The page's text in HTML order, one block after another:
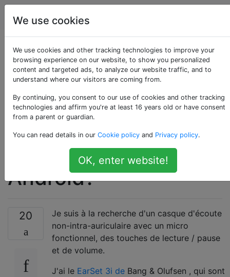
Android
Comment faire
fonctionner les
boutons de volume
des écouteurs /
casques avec
Android?
20
Je suis à la recherche d'un casque d'écoute
non-intra-auriculaire avec un micro
fonctionnel, des touches de lecture / pause
et de volume.
J'ai le EarSet 3i de Bang & Olufsen , qui sont
We use cookies
We use cookies and other tracking technologies to improve your
browsing experience on our website, to show you personalized
content and targeted ads, to analyze our website traffic, and to
understand where our visitors are coming from.
By continuing, you consent to our use of cookies and other tracking
technologies and affirm you're at least 16 years old or have consent
from a parent or guardian.
You can read details in our Cookie policy and Privacy policy.
OK, enter website!